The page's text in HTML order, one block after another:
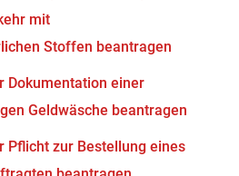
mit
Stoffen beantragen
Dokumentation einer
Geldwäsche beantragen
Pflicht zur Bestellung eines